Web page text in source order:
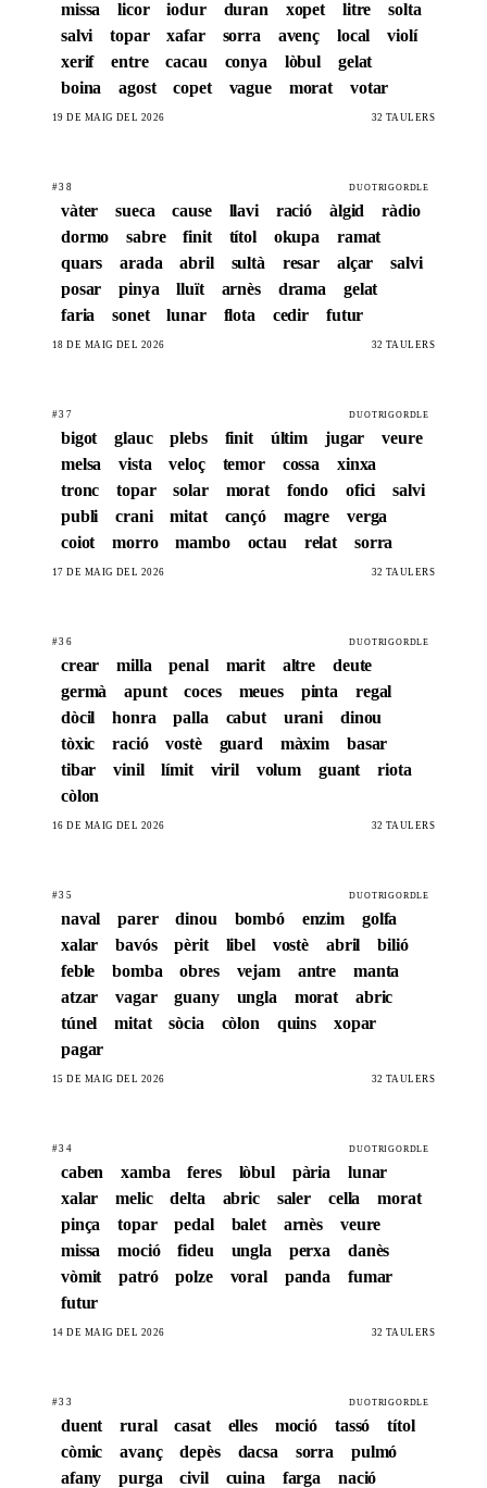
missa licor iodur duran xopet litre
solta
salvi
topar xafar sorra avenç local
violí
xerif
entre cacau conya lòbul
gelat
boina
agost copet vague morat votar
19 DE MAIG DEL 2026 32 TAULERS
#38 DUOTRIGORDLE
vàter sueca cause llavi ració àlgid
ràdio
dormo
sabre finit títol okupa
ramat
quars
arada abril sultà resar alçar
salvi
posar
pinya lluït arnès drama
gelat
faria
sonet lunar flota cedir futur
18 DE MAIG DEL 2026 32 TAULERS
#37 DUOTRIGORDLE
bigot glauc plebs finit últim jugar
veure
melsa
vista veloç temor cossa
xinxa
tronc
topar solar morat fondo ofici
salvi
publi
crani mitat cançó magre
verga
coiot
morro mambo octau relat sorra
17 DE MAIG DEL 2026 32 TAULERS
#36 DUOTRIGORDLE
crear milla penal marit altre
deute
germà
apunt coces meues pinta
regal
dòcil
honra palla cabut urani
dinou
tòxic
ració vostè guard màxim
basar
tibar
vinil límit viril volum guant
riota
còlon
16 DE MAIG DEL 2026 32 TAULERS
#35 DUOTRIGORDLE
naval parer dinou bombó enzim
golfa
xalar
bavós pèrit libel vostè abril
bilió
feble
bomba obres vejam antre
manta
atzar
vagar guany ungla morat
abric
túnel
mitat sòcia còlon quins
xopar
pagar
15 DE MAIG DEL 2026 32 TAULERS
#34 DUOTRIGORDLE
caben xamba feres lòbul pària
lunar
xalar
melic delta abric saler cella
morat
pinça
topar pedal balet arnès
veure
missa
moció fideu ungla perxa
danès
vòmit
patró polze voral panda
fumar
futur
14 DE MAIG DEL 2026 32 TAULERS
#33 DUOTRIGORDLE
duent rural casat elles moció tassó
títol
còmic
avanç depès dacsa sorra
pulmó
afany
purga civil cuina farga
nació